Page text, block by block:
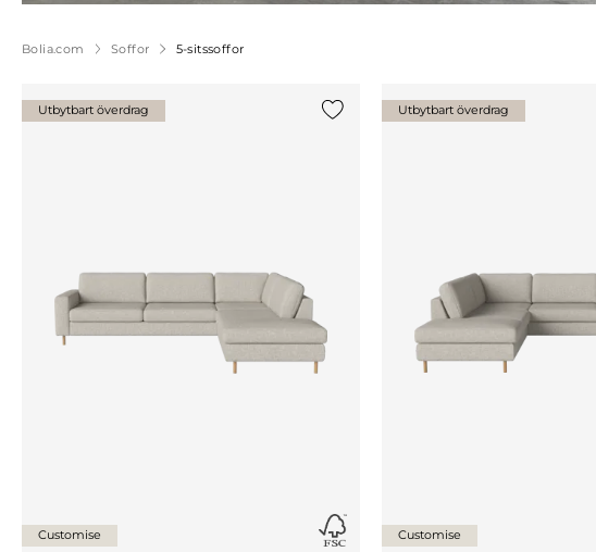
Bolia.com Soffor 5-sitssoffor
Utbytbart överdrag
Customise
Utbytbart överdrag
Customise